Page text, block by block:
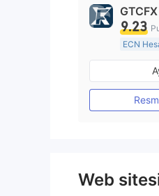
GTCFX
9.23
ECN
Pazar
MT4
Web